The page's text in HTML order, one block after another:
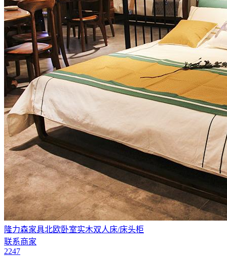
隆力森家具北欧卧室实木双人床/床头柜
联系商家
2247